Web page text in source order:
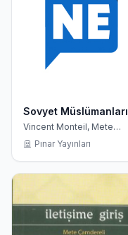
Sovyet Müslümanları
Vincent Monteil, Mete
Çamdereli
Pınar Yayınları